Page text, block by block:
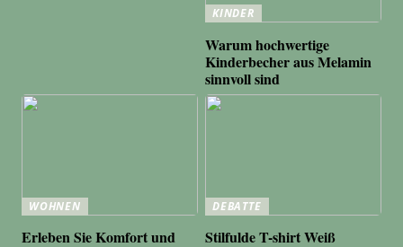
KINDER
Warum hochwertige
Kinderbecher aus Melamin
sinnvoll sind
WOHNEN
Erleben Sie Komfort und
DEBATTE
Stilfulde T-shirt Weiß